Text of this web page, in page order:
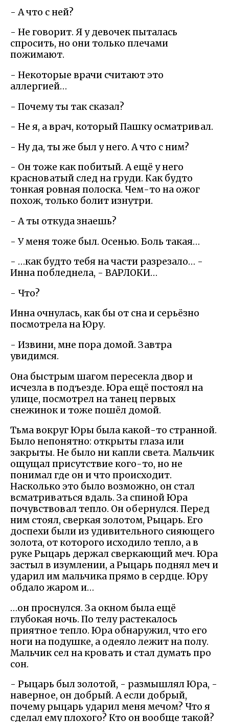
- А что с ней?
- Не говорит. Я у девочек пыталась
спросить, но они только плечами
пожимают.
- Некоторые врачи считают это
аллергией…
- Почему ты так сказал?
- Не я, а врач, который Пашку осматривал.
- Ну да, ты же был у него. А что с ним?
- Он тоже как побитый. А ещё у него
красноватый след на груди. Как будто
тонкая ровная полоска. Чем-то на ожог
похож, только болит изнутри.
- А ты откуда знаешь?
- У меня тоже был. Осенью. Боль такая…
- …как будто тебя на части разрезало… -
Инна побледнела, - ВАРЛОКИ…
- Что?
Инна очнулась, как бы от сна и серьёзно
посмотрела на Юру.
- Извини, мне пора домой. Завтра
увидимся.
Она быстрым шагом пересекла двор и
исчезла в подъезде. Юра ещё постоял на
улице, посмотрел на танец первых
снежинок и тоже пошёл домой.
Тьма вокруг Юры была какой-то странной.
Было непонятно: открыты глаза или
закрыты. Не было ни капли света. Мальчик
ощущал присутствие кого-то, но не
понимал где он и что происходит.
Насколько это было возможно, он стал
всматриваться вдаль. За спиной Юра
почувствовал тепло. Он обернулся. Перед
ним стоял, сверкая золотом, Рыцарь. Его
доспехи были из удивительного сияющего
золота, от которого исходило тепло, а в
руке Рыцарь держал сверкающий меч. Юра
застыл в изумлении, а Рыцарь поднял меч и
ударил им мальчика прямо в сердце. Юру
обдало жаром и…
…он проснулся. За окном была ещё
глубокая ночь. По телу растекалось
приятное тепло. Юра обнаружил, что его
ноги на подушке, а одеяло лежит на полу.
Мальчик сел на кровать и стал думать про
сон.
- Рыцарь был золотой, - размышлял Юра, -
наверное, он добрый. А если добрый,
почему рыцарь ударил меня мечом? Что я
сделал ему плохого? Кто он вообще такой?